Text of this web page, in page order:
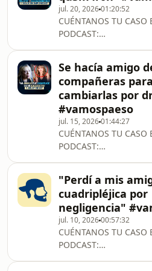
SÍGUENOShttps://
hl=eshttps://
mibextid=LQQJ4dSIGUE
JUANJOhttps://
A
jul. 20, 202601:20:52
CUÉNTANOS TU CASO
PODCAST:
NINGÚN
CAPÍTULOhttps://
SÍGUENOShttps://
hl=eshttps://
mibextid=LQQJ4dSIGUE
JUANJOhttps://
A
Se hacía amigo
compañeras para
cambiarlas por
#vamospaeso
jul. 15, 202601:44:27
CUÉNTANOS TU CASO
PODCAST:
NINGÚN
CAPÍTULOhttps://
SÍGUENOShttps://
hl=eshttps://
JUANJOhttps://
A
"Perdí a mis
cuadripléjica por
negligencia"
jul. 10, 202600:57:32
CUÉNTANOS TU CASO
PODCAST: